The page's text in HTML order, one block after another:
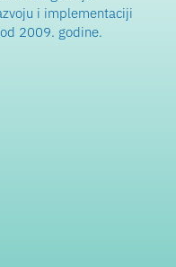
i implementaciji
od 2009. godine.